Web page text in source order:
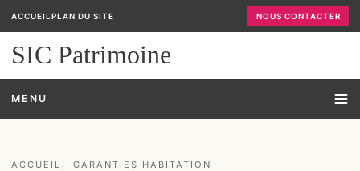
ACCUEIL PLAN DU SITE NOUS CONTACTER
SIC Patrimoine
MENU
ACCUEIL GARANTIES HABITATION